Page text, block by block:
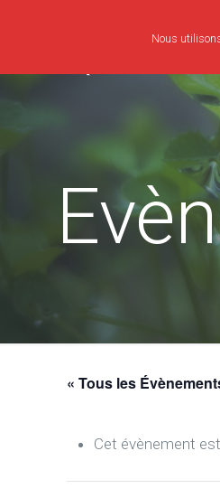
« Tous les
Cet évènement
Nous